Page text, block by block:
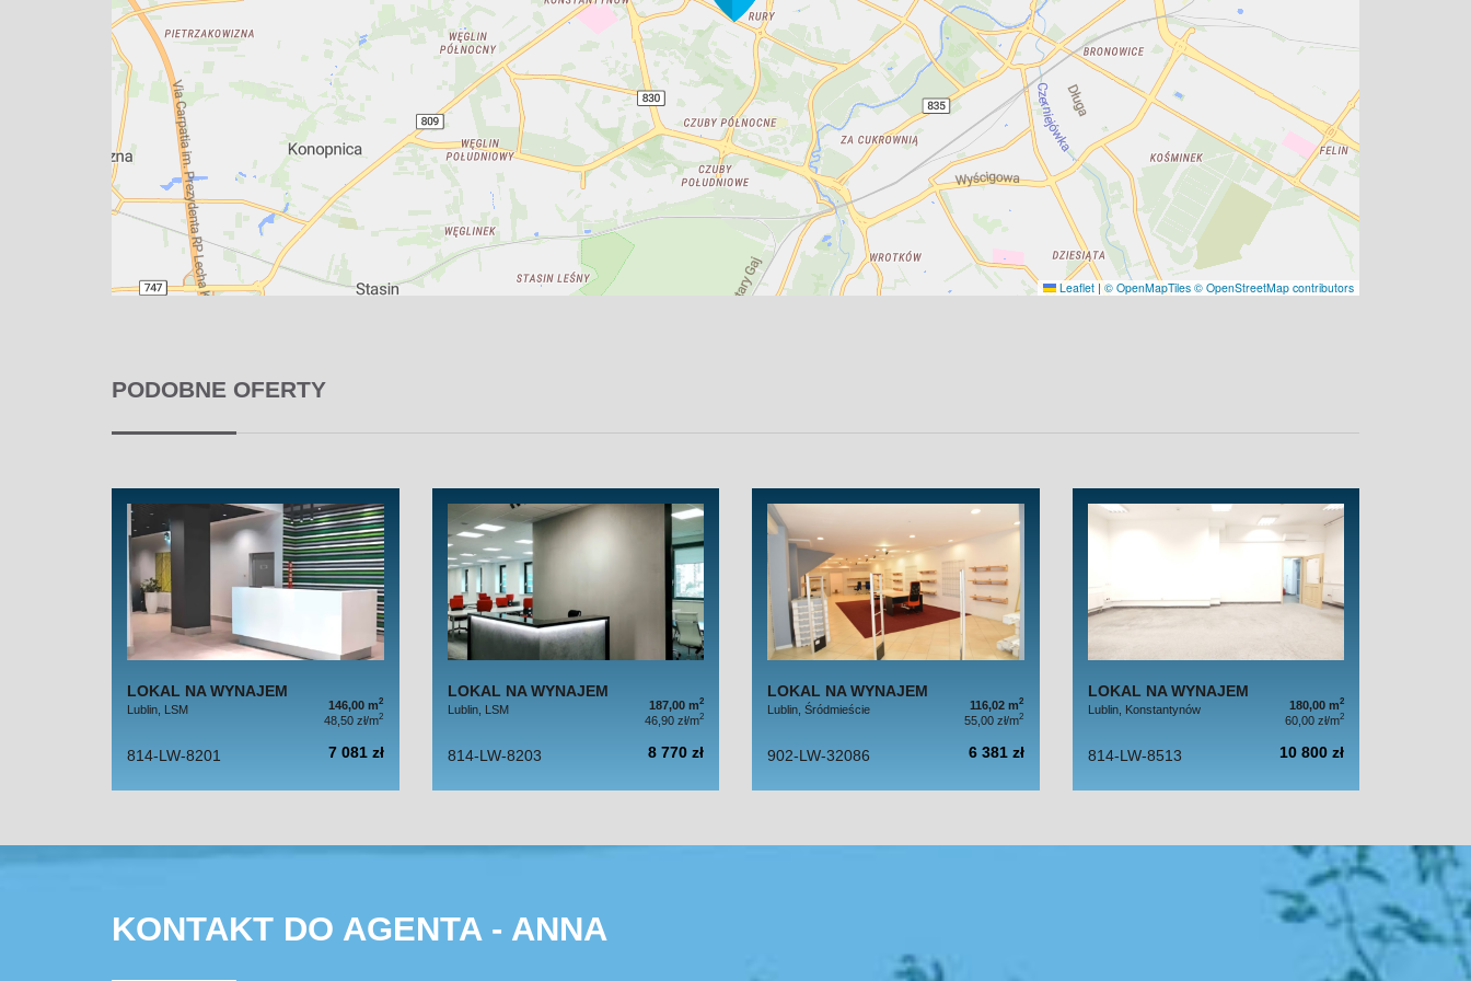
Leaflet | © OpenMapTiles © OpenStreetMap contributors
PODOBNE OFERTY
LOKAL NA WYNAJEM
Lublin, LSM 146,00 m2
48,50 zł/m2
814-LW-8201 7 081 zł
LOKAL NA WYNAJEM
Lublin, LSM 187,00 m2
46,90 zł/m2
814-LW-8203 8 770 zł
LOKAL NA WYNAJEM
Lublin, Śródmieście 116,02 m2
55,00 zł/m2
902-LW-32086 6 381 zł
LOKAL NA WYNAJEM
Lublin, Konstantynów 180,00 m2
60,00 zł/m2
814-LW-8513 10 800 zł
KONTAKT DO AGENTA - ANNA